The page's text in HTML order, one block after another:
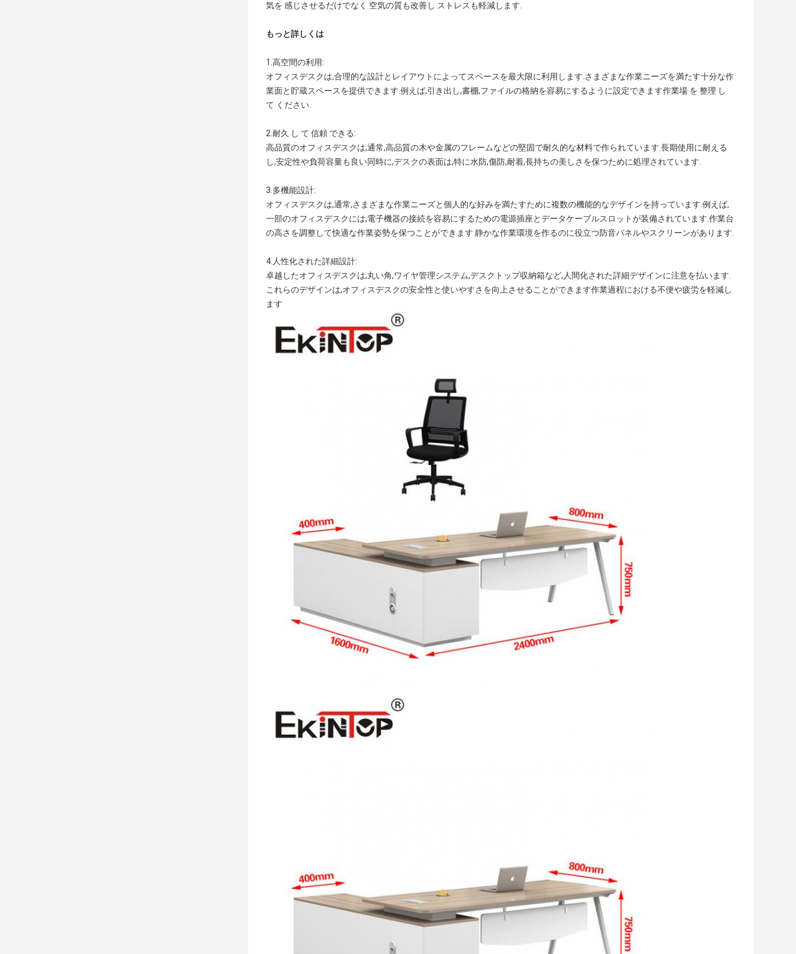
気を 感じさせるだけでなく 空気の質も改善し ストレスも軽減します.
もっと詳しくは
1.高空間の利用:
オフィスデスクは,合理的な設計とレイアウトによってスペースを最大限に利用します.さまざまな作業ニーズを満たす十分な作
業面と貯蔵スペースを提供できます.例えば,引き出し,書棚,ファイルの格納を容易にするように設定できます作業場 を 整理 し
て ください.
2.耐久 し て 信頼 できる:
高品質のオフィスデスクは,通常,高品質の木や金属のフレームなどの堅固で耐久的な材料で作られています.長期使用に耐える
し,安定性や負荷容量も良い同時に,デスクの表面は,特に水防,傷防,耐着,長持ちの美しさを保つために処理されています.
3.多機能設計:
オフィスデスクは,通常,さまざまな作業ニーズと個人的な好みを満たすために複数の機能的なデザインを持っています.例えば,
一部のオフィスデスクには,電子機器の接続を容易にするための電源插座とデータケーブルスロットが装備されています.作業台
の高さを調整して快適な作業姿勢を保つことができます.静かな作業環境を作るのに役立つ防音パネルやスクリーンがあります.
4.人性化された詳細設計:
卓越したオフィスデスクは,丸い角,ワイヤ管理システム,デスクトップ収納箱など,人間化された詳細デザインに注意を払います.
これらのデザインは,オフィスデスクの安全性と使いやすさを向上させることができます作業過程における不便や疲労を軽減し
ます